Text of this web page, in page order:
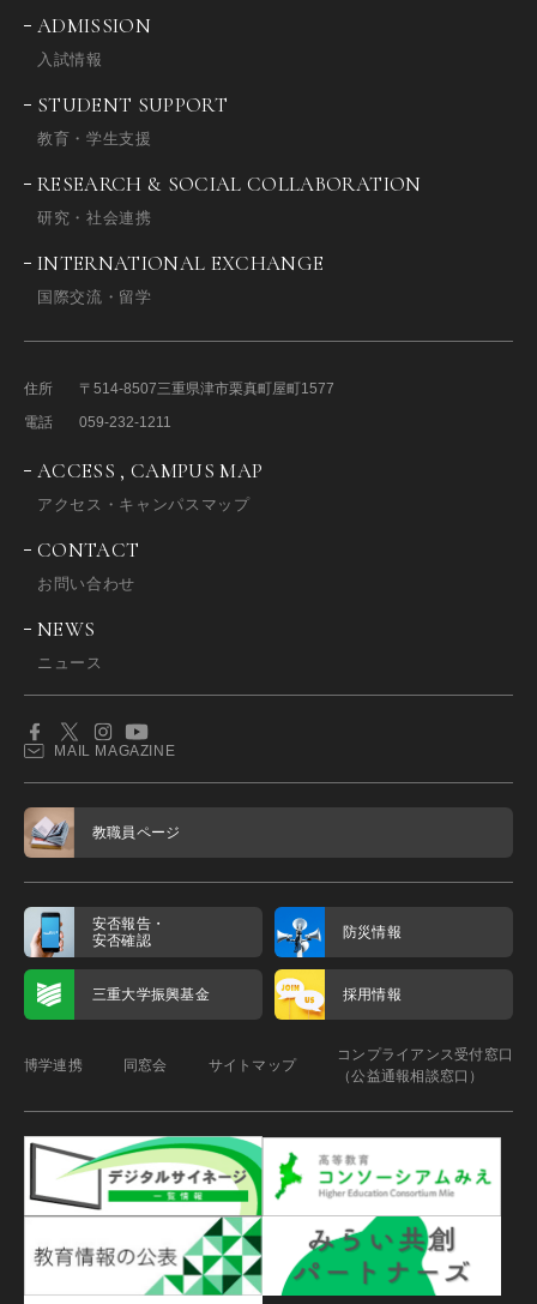
ADMISSION
入試情報
STUDENT SUPPORT
教育・学生支援
RESEARCH & SOCIAL COLLABORATION
研究・社会連携
INTERNATIONAL EXCHANGE
国際交流・留学
住所 〒514-8507三重県津市栗真町屋町1577
電話
059-232-1211
ACCESS , CAMPUS MAP
アクセス・キャンパスマップ
CONTACT
お問い合わせ
NEWS
ニュース
MAIL MAGAZINE
教職員ページ
安否報告・
安否確認
防災情報
三重大学振興基金 採用情報
博学連携 同窓会 サイトマップ
コンプライアンス受付窓口
（公益通報相談窓口）